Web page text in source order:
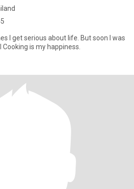
about life. But soon I was
able to smile. like to travel Cooking is my happiness.